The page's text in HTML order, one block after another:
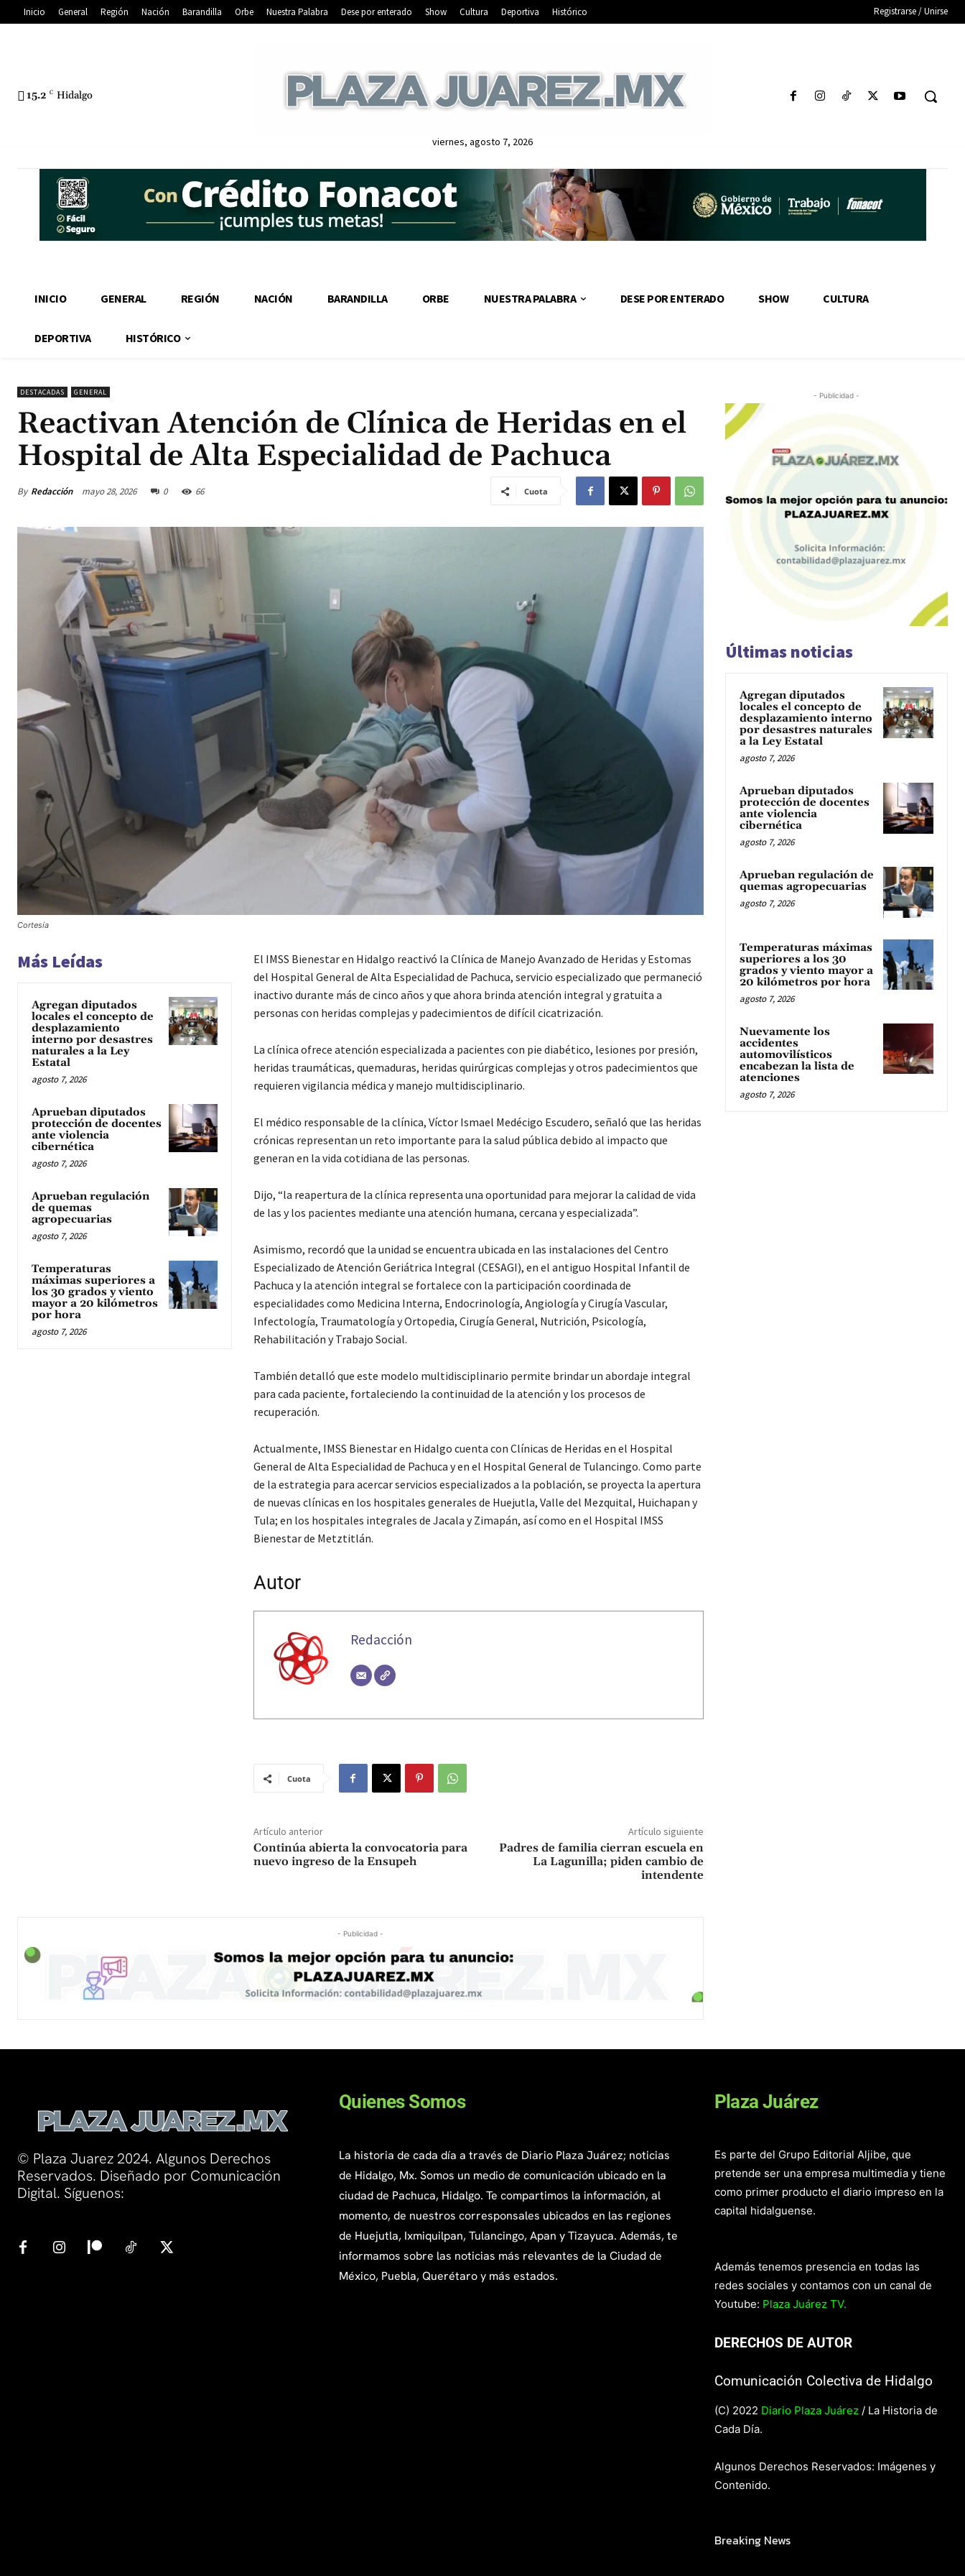
Inicio General Región Nación Barandilla Orbe Nuestra Palabra Dese por enterado Show Cultura Deportiva Histórico Registrarse / Unirse
15.2 C Hidalgo
viernes, agosto 7, 2026
INICIO GENERAL REGIÓN NACIÓN BARANDILLA ORBE NUESTRA PALABRA DESE POR ENTERADO SHOW CULTURA
DEPORTIVA HISTÓRICO
DESTACADAS GENERAL
Reactivan Atención de Clínica de Heridas en el
Hospital de Alta Especialidad de Pachuca
By Redacción mayo 28, 2026 0 66 Cuota
Cortesía
Más Leídas
Agregan diputados
locales el concepto de
desplazamiento
interno por desastres
naturales a la Ley
Estatal
agosto 7, 2026
Aprueban diputados
protección de docentes
ante violencia
cibernética
agosto 7, 2026
Aprueban regulación
de quemas
agropecuarias
agosto 7, 2026
Temperaturas
máximas superiores a
los 30 grados y viento
mayor a 20 kilómetros
por hora
agosto 7, 2026
El IMSS Bienestar en Hidalgo reactivó la Clínica de Manejo Avanzado de Heridas y Estomas
del Hospital General de Alta Especialidad de Pachuca, servicio especializado que permaneció
inactivo durante más de cinco años y que ahora brinda atención integral y gratuita a
personas con heridas complejas y padecimientos de difícil cicatrización.
La clínica ofrece atención especializada a pacientes con pie diabético, lesiones por presión,
heridas traumáticas, quemaduras, heridas quirúrgicas complejas y otros padecimientos que
requieren vigilancia médica y manejo multidisciplinario.
El médico responsable de la clínica, Víctor Ismael Medécigo Escudero, señaló que las heridas
crónicas representan un reto importante para la salud pública debido al impacto que
generan en la vida cotidiana de las personas.
Dijo, “la reapertura de la clínica representa una oportunidad para mejorar la calidad de vida
de las y los pacientes mediante una atención humana, cercana y especializada”.
Asimismo, recordó que la unidad se encuentra ubicada en las instalaciones del Centro
Especializado de Atención Geriátrica Integral (CESAGI), en el antiguo Hospital Infantil de
Pachuca y la atención integral se fortalece con la participación coordinada de
especialidades como Medicina Interna, Endocrinología, Angiología y Cirugía Vascular,
Infectología, Traumatología y Ortopedia, Cirugía General, Nutrición, Psicología,
Rehabilitación y Trabajo Social.
También detalló que este modelo multidisciplinario permite brindar un abordaje integral
para cada paciente, fortaleciendo la continuidad de la atención y los procesos de
recuperación.
Actualmente, IMSS Bienestar en Hidalgo cuenta con Clínicas de Heridas en el Hospital
General de Alta Especialidad de Pachuca y en el Hospital General de Tulancingo. Como parte
de la estrategia para acercar servicios especializados a la población, se proyecta la apertura
de nuevas clínicas en los hospitales generales de Huejutla, Valle del Mezquital, Huichapan y
Tula; en los hospitales integrales de Jacala y Zimapán, así como en el Hospital IMSS
Bienestar de Metztitlán.
Autor
Redacción
Cuota
Artículo anterior
Continúa abierta la convocatoria para
nuevo ingreso de la Ensupeh
Artículo siguiente
Padres de familia cierran escuela en
La Lagunilla; piden cambio de
intendente
- Publicidad -
- Publicidad -
Últimas noticias
Agregan diputados
locales el concepto de
desplazamiento interno
por desastres naturales
a la Ley Estatal
agosto 7, 2026
Aprueban diputados
protección de docentes
ante violencia
cibernética
agosto 7, 2026
Aprueban regulación de
quemas agropecuarias
agosto 7, 2026
Temperaturas máximas
superiores a los 30
grados y viento mayor a
20 kilómetros por hora
agosto 7, 2026
Nuevamente los
accidentes
automovilísticos
encabezan la lista de
atenciones
agosto 7, 2026
© Plaza Juarez 2024. Algunos Derechos
Reservados. Diseñado por Comunicación
Digital. Síguenos:
Quienes Somos
La historia de cada día a través de Diario Plaza Juárez; noticias
de Hidalgo, Mx. Somos un medio de comunicación ubicado en la
ciudad de Pachuca, Hidalgo. Te compartimos la información, al
momento, de nuestros corresponsales ubicados en las regiones
de Huejutla, Ixmiquilpan, Tulancingo, Apan y Tizayuca. Además, te
informamos sobre las noticias más relevantes de la Ciudad de
México, Puebla, Querétaro y más estados.
Plaza Juárez
Es parte del Grupo Editorial Aljibe, que
pretende ser una empresa multimedia y tiene
como primer producto el diario impreso en la
capital hidalguense.
Además tenemos presencia en todas las
redes sociales y contamos con un canal de
Youtube: Plaza Juárez TV.
DERECHOS DE AUTOR
Comunicación Colectiva de Hidalgo
(C) 2022 Diario Plaza Juárez / La Historia de
Cada Día.
Algunos Derechos Reservados: Imágenes y
Contenido.
Breaking News